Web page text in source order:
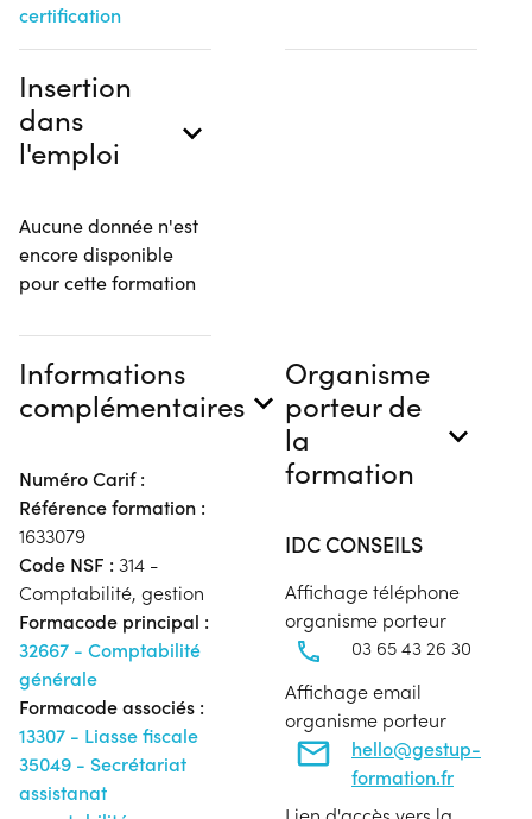
certification
Insertion
dans
l'emploi
Aucune donnée n'est
encore disponible
pour cette formation
Informations
complémentaires
Numéro Carif :
Référence formation :
1633079
Code NSF : 314 -
Comptabilité, gestion
Formacode principal :
32667 - Comptabilité
générale
Formacode associés :
13307 - Liasse fiscale
35049 - Secrétariat
assistanat
Organisme
porteur de
la
formation
IDC CONSEILS
Affichage téléphone
organisme porteur
03 65 43 26 30
Affichage email
organisme porteur
hello@gestup-
formation.fr